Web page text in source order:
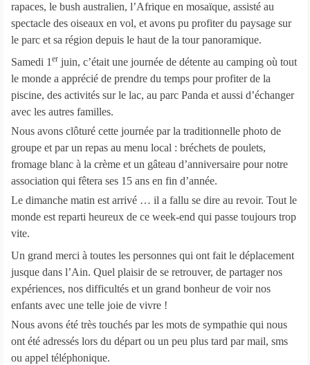
rapaces, le bush australien, l’Afrique en mosaïque, assisté au
spectacle des oiseaux en vol, et avons pu profiter du paysage sur
le parc et sa région depuis le haut de la tour panoramique.
Samedi 1erjuin, c’était une journée de détente au camping où tout
le monde a apprécié de prendre du temps pour profiter de la
piscine, des activités sur le lac, au parc Panda et aussi d’échanger
avec les autres familles.
Nous avons clôturé cette journée par la traditionnelle photo de
groupe et par un repas au menu local : bréchets de poulets,
fromage blanc à la crème et un gâteau d’anniversaire pour notre
association qui fêtera ses 15 ans en fin d’année.
Le dimanche matin est arrivé … il a fallu se dire au revoir. Tout le
monde est reparti heureux de ce week-end qui passe toujours trop
vite.
Un grand merci à toutes les personnes qui ont fait le déplacement
jusque dans l’Ain. Quel plaisir de se retrouver, de partager nos
expériences, nos difficultés et un grand bonheur de voir nos
enfants avec une telle joie de vivre !
Nous avons été très touchés par les mots de sympathie qui nous
ont été adressés lors du départ ou un peu plus tard par mail, sms
ou appel téléphonique.